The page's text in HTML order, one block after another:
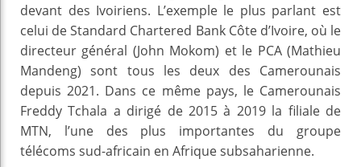
devant des Ivoiriens. L’exemple le plus parlant est
celui de Standard Chartered Bank Côte d’Ivoire, où le
directeur général (John Mokom) et le PCA (Mathieu
Mandeng) sont tous les deux des Camerounais
depuis 2021. Dans ce même pays, le Camerounais
Freddy Tchala a dirigé de 2015 à 2019 la filiale de
MTN, l’une des plus importantes du groupe
télécoms sud-africain en Afrique subsaharienne.